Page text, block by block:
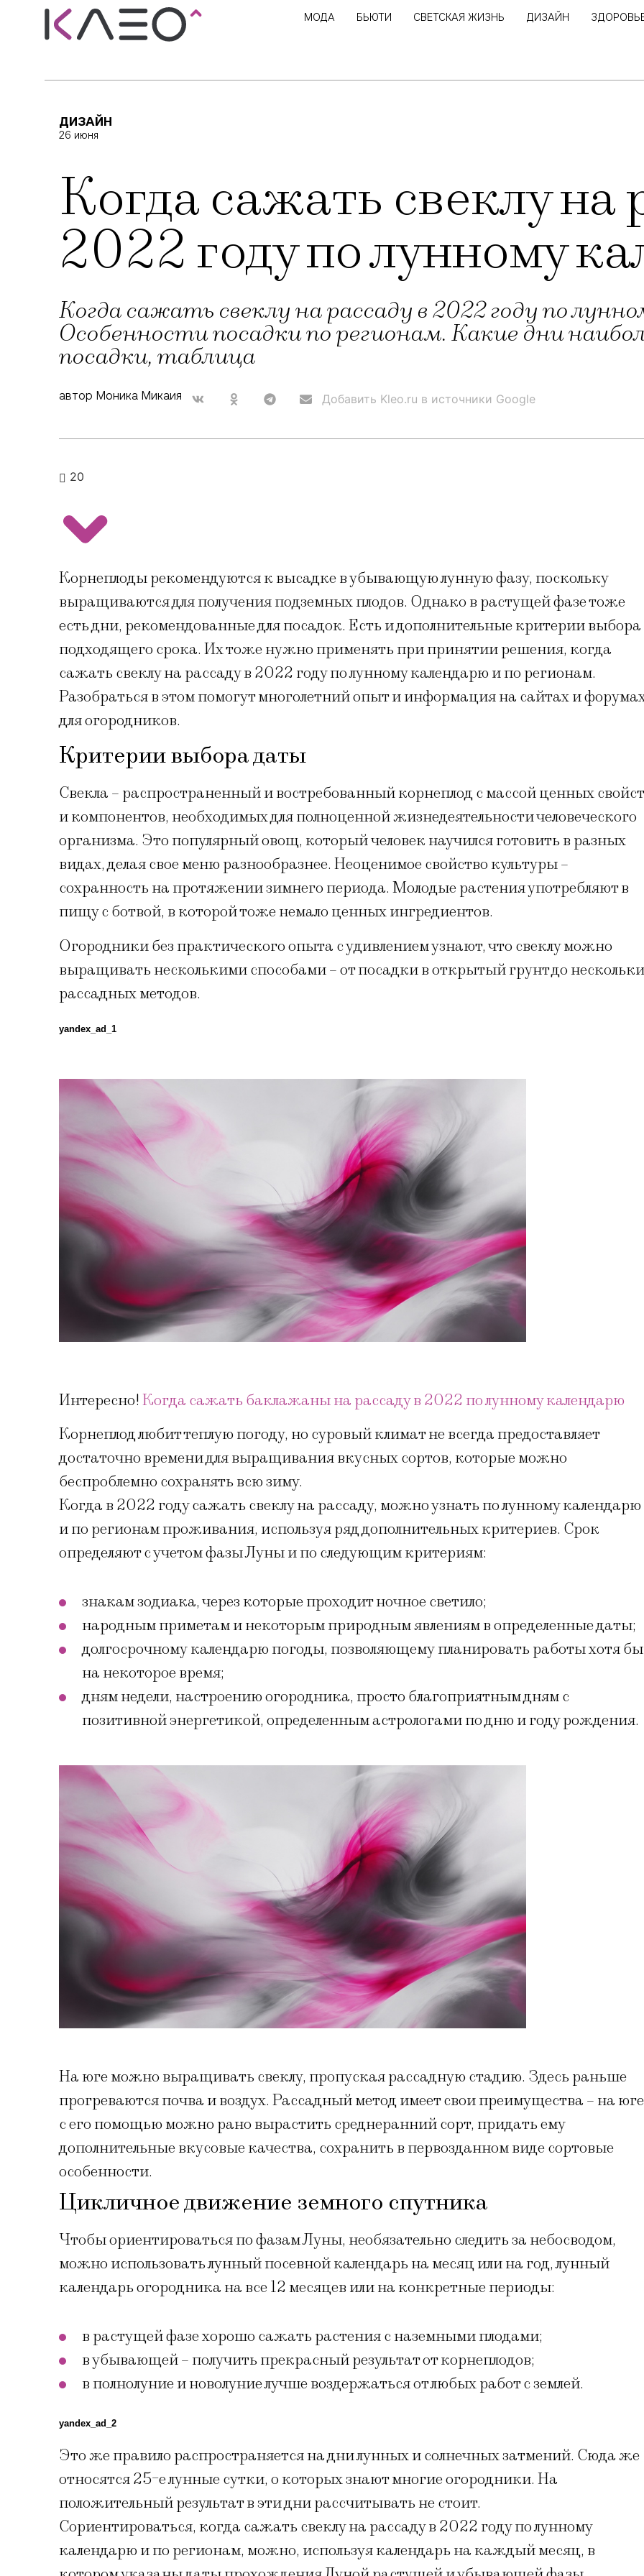
МОДА БЬЮТИ СВЕТСКАЯ ЖИЗНЬ ДИЗАЙН
ДИЗАЙН
26 июня
Когда сажать свеклу на
2022 году по лунному
Когда сажать свеклу на рассаду в 2022 году по
Особенности посадки по регионам. Какие дни
посадки, таблица
автор Моника Микаия Добавить Kleo.ru в источники Google
20
Корнеплоды рекомендуются к высадке в убывающую лунную фазу, поскольку
выращиваются для получения подземных плодов. Однако в растущей фазе тоже
есть дни, рекомендованные для посадок. Есть и дополнительные критерии выбора
подходящего срока. Их тоже нужно применять при принятии решения, когда
сажать свеклу на рассаду в 2022 году по лунному календарю и по регионам.
Разобраться в этом помогут многолетний опыт и информация на сайтах и
для огородников.
Критерии выбора даты
Свекла – распространенный и востребованный корнеплод с массой ценных
и компонентов, необходимых для полноценной жизнедеятельности человеческого
организма. Это популярный овощ, который человек научился готовить в разных
видах, делая свое меню разнообразнее. Неоценимое свойство культуры –
сохранность на протяжении зимнего периода. Молодые растения употребляют в
пищу с ботвой, в которой тоже немало ценных ингредиентов.
Огородники без практического опыта с удивлением узнают, что свеклу можно
выращивать несколькими способами – от посадки в открытый грунт до
рассадных методов.
yandex_ad_1
Интересно!Когда сажать баклажаны на рассаду в 2022 по лунному календарю
Корнеплод любит теплую погоду, но суровый климат не всегда предоставляет
достаточно времени для выращивания вкусных сортов, которые можно
беспроблемно сохранять всю зиму.
Когда в 2022 году сажать свеклу на рассаду, можно узнать по лунному календарю
и по регионам проживания, используя ряд дополнительных критериев. Срок
определяют с учетом фазы Луны и по следующим критериям:
знакам зодиака, через которые проходит ночное светило;
народным приметам и некоторым природным явлениям в определенные даты;
долгосрочному календарю погоды, позволяющему планировать работы хотя бы
на некоторое время;
дням недели, настроению огородника, просто благоприятным дням с
позитивной энергетикой, определенным астрологами по дню и году рождения.
На юге можно выращивать свеклу, пропуская рассадную стадию. Здесь раньше
прогреваются почва и воздух. Рассадный метод имеет свои преимущества – на юге
с его помощью можно рано вырастить среднеранний сорт, придать ему
дополнительные вкусовые качества, сохранить в первозданном виде сортовые
особенности.
Цикличное движение земного спутника
Чтобы ориентироваться по фазам Луны, необязательно следить за небосводом,
можно использовать лунный посевной календарь на месяц или на год, лунный
календарь огородника на все 12 месяцев или на конкретные периоды:
в растущей фазе хорошо сажать растения с наземными плодами;
в убывающей – получить прекрасный результат от корнеплодов;
в полнолуние и новолуние лучше воздержаться от любых работ с землей.
yandex_ad_2
Это же правило распространяется на дни лунных и солнечных затмений. Сюда же
относятся 25-е лунные сутки, о которых знают многие огородники. На
положительный результат в эти дни рассчитывать не стоит.
Сориентироваться, когда сажать свеклу на рассаду в 2022 году по лунному
календарю и по регионам, можно, используя календарь на каждый месяц, в